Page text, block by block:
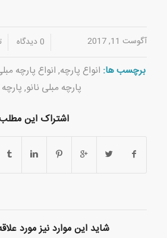
آگوست 11, 2017 / 0 دیدگاه/
برچسب ها: انواع پارچه, انواع پارچه
پارچه مبلی نانو, پارچه
اشتراک این
شاید این موارد نیز مورد